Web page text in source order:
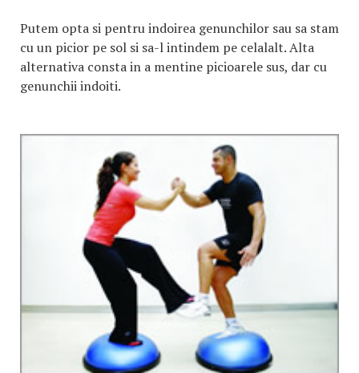
Putem opta si pentru indoirea genunchilor sau sa stam
cu un picior pe sol si sa-l intindem pe celalalt. Alta
alternativa consta in a mentine picioarele sus, dar cu
genunchii indoiti.